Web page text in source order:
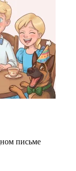
письме